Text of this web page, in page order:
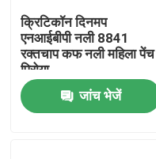
गुणवत्ता नियंत्रण
हमसे संपर्क करें
क्रिटिकॉन दिनमप
एनआईबीपी नली 8841
रक्तचाप कफ नली महिला पेंच
पिरोया
जांच भेजें